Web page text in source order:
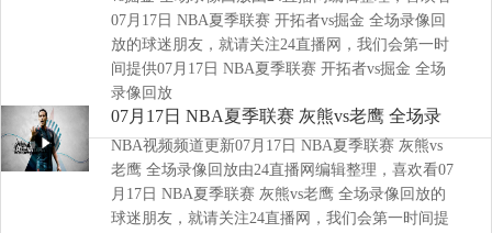
07月17日 NBA夏季联赛 开拓者vs掘金 全场录像回
放的球迷朋友，就请关注24直播网，我们会第一时
间提供07月17日 NBA夏季联赛 开拓者vs掘金 全场
录像回放
07月17日 NBA夏季联赛 灰熊vs老鹰 全场录
像回放
NBA视频频道更新07月17日 NBA夏季联赛 灰熊vs
老鹰 全场录像回放由24直播网编辑整理，喜欢看07
月17日 NBA夏季联赛 灰熊vs老鹰 全场录像回放的
球迷朋友，就请关注24直播网，我们会第一时间提